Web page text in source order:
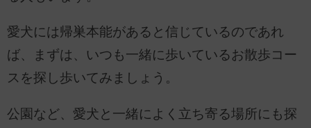
愛犬には帰巣本能があると信じているのであれ
ば、まずは、いつも一緒に歩いているお散歩コー
スを探し歩いてみましょう。
公園など、愛犬と一緒によく立ち寄る場所にも探